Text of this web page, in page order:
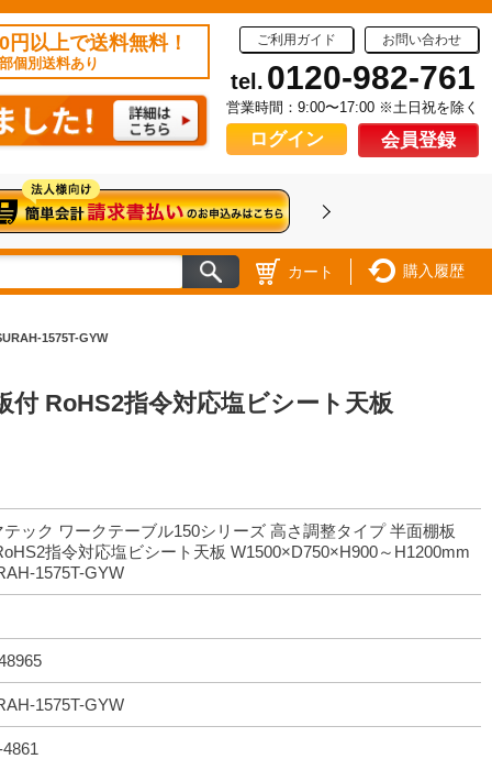
円以上で送料無料！
個別送料あり
ご利用ガイド お問い合わせ
tel. 0120-982-761
営業時間：9:00〜17:00 ※土日祝を除く
ログイン 会員登録
カート 購入履歴
1575T-GYW
RoHS2指令対応塩ビシート天板
テック ワークテーブル150シリーズ 高さ調整タイプ 半面棚板
指令対応塩ビシート天板 W1500×D750×H900～H1200mm
1575T-GYW
1575T-GYW